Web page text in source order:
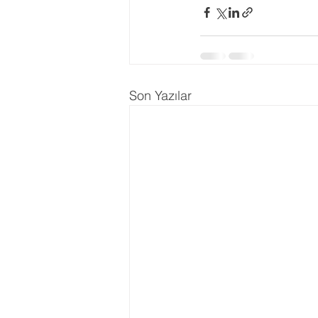
Ergenlik Danışmanlığı
Son Yazılar